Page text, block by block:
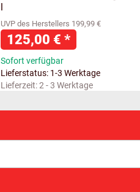
l
UVP des Herstellers 199,99 €
125,00 € *
Sofort verfügbar
Lieferstatus: 1-3 Werktage
Lieferzeit:2 - 3 Werktage